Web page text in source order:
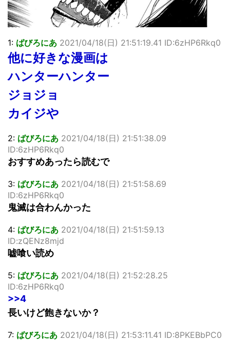
北原ももさんの挑発!!!
【画像】『プリズマ☆イリヤ』の新グッズ、流石に一線を越
えてしまう
敵「ダンクーガは合体するまでが長過ぎてつまらない」←合
体する前から面白いんだよなぁ
まとめチェッカーは閉鎖しました。RSSの解除をお願いしま
す。
【信長の野望・新生】米問屋をどういう時にどこに建てるの
かわからない
Powered by livedoor 相互RSS
1: ばびろにあ 2021/04/18(日) 21:51:19.41 ID:6zHP6Rkq0
他に好きな漫画は
ハンターハンター
ジョジョ
カイジや
2: ばびろにあ 2021/04/18(日) 21:51:38.09
ID:6zHP6Rkq0
おすすめあったら読むで
3: ばびろにあ 2021/04/18(日) 21:51:58.69
ID:6zHP6Rkq0
鬼滅は合わんかった
4: ばびろにあ 2021/04/18(日) 21:51:59.13
ID:zQENz8mjd
嘘喰い読め
5: ばびろにあ 2021/04/18(日) 21:52:28.25
ID:6zHP6Rkq0
>>4
長いけど飽きないか？
7: ばびろにあ 2021/04/18(日) 21:53:11.41 ID:8PKEBbPC0